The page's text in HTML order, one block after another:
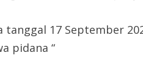
tanggal 17 September
pidana “